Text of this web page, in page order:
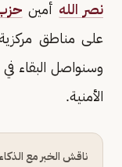
نصر الله أمين
على مناطق
وسنواصل البقاء
الأمنية.
ناقش الخبر مع